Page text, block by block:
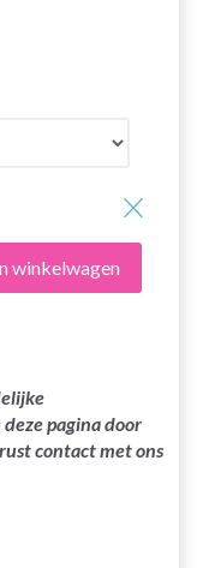
winkelwagen
pagina door
contact met ons